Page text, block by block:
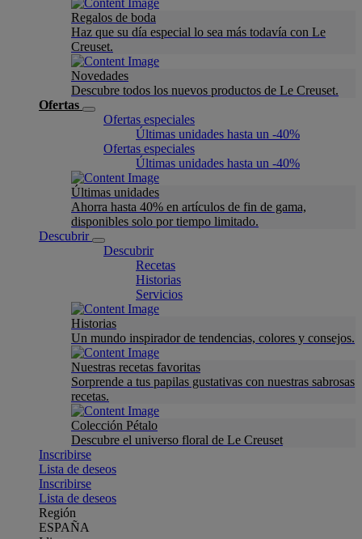
Regalos de boda
Haz que su día especial lo sea más todavía con Le
Creuset.
Novedades
Descubre todos los nuevos productos de Le Creuset.
Ofertas
Ofertas especiales
Últimas unidades hasta un -40%
Ofertas especiales
Últimas unidades hasta un -40%
Últimas unidades
Ahorra hasta 40% en artículos de fin de gama,
disponibles solo por tiempo limitado.
Descubrir
Descubrir
Recetas
Historias
Servicios
Historias
Un mundo inspirador de tendencias, colores y consejos.
Nuestras recetas favoritas
Sorprende a tus papilas gustativas con nuestras sabrosas
recetas.
Colección Pétalo
Descubre el universo floral de Le Creuset
Inscribirse
Lista de deseos
Inscribirse
Lista de deseos
Región
ESPAÑA